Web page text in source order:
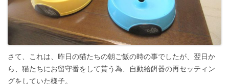
さて、これは、昨日の猫たちの朝ご飯の時の事でしたが、翌日か
ら、猫たちにお留守番をして貰う為、自動給餌器の再セッティン
グをしていた様子。